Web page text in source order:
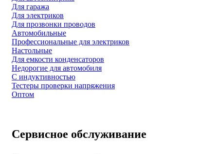
Для гаража
Для электриков
Для прозвонки проводов
Автомобильные
Профессиональные для электриков
Настольные
Для емкости конденсаторов
Недорогие для автомобиля
С индуктивностью
Тестеры проверки напряжения
Оптом
Сервисное обслуживание